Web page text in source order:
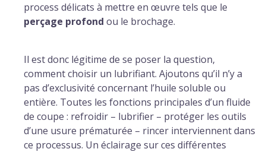
process délicats à mettre en œuvre tels que le
perçage profond ou le brochage.
Il est donc légitime de se poser la question,
comment choisir un lubrifiant. Ajoutons qu’il n’y a
pas d’exclusivité concernant l’huile soluble ou
entière. Toutes les fonctions principales d’un fluide
de coupe : refroidir – lubrifier – protéger les outils
d’une usure prématurée – rincer interviennent dans
ce processus. Un éclairage sur ces différentes